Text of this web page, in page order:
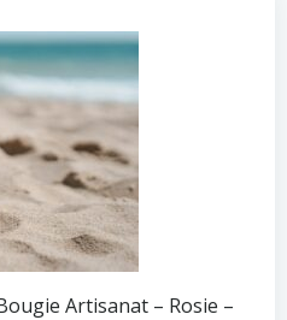
Artisanat – Rosie –